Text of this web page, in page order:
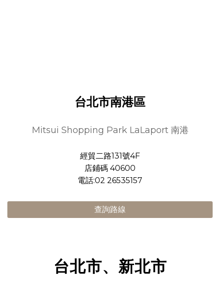
台北市南港區
Mitsui Shopping Park LaLaport 南港
經貿二路131號4F
店鋪碼 40600
電話:02 26535157
查詢路線
台北市、新北市